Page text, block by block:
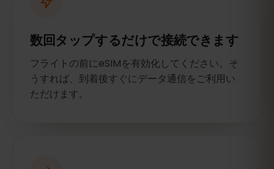
数回タップするだけで接続できます
フライトの前にeSIMを有効化してください。そ
うすれば、到着後すぐにデータ通信をご利用い
ただけます。